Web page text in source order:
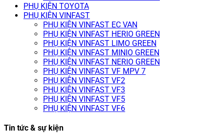
PHỤ KIỆN TOYOTA
PHỤ KIỆN VINFAST
PHỤ KIỆN VINFAST EC VAN
PHỤ KIỆN VINFAST HERIO GREEN
PHỤ KIỆN VINFAST LIMO GREEN
PHỤ KIỆN VINFAST MINIO GREEN
PHỤ KIỆN VINFAST NERIO GREEN
PHỤ KIỆN VINFAST VF MPV 7
PHỤ KIỆN VINFAST VF2
PHỤ KIỆN VINFAST VF3
PHỤ KIỆN VINFAST VF5
PHỤ KIỆN VINFAST VF6
Tin tức & sự kiện